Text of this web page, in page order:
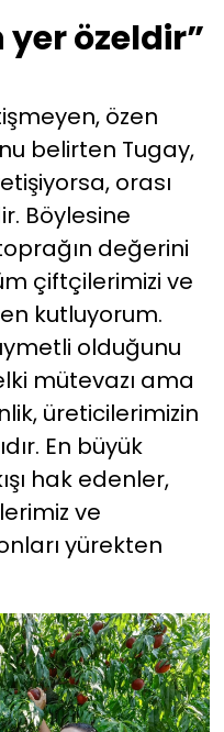
özeldir”
özen
belirten Tugay,
orası
Böylesine
değerini
çiftçilerimizi ve
kutluyorum.
olduğunu
mütevazı ama
üreticilerimizin
En büyük
hak edenler,
ve
yürekten